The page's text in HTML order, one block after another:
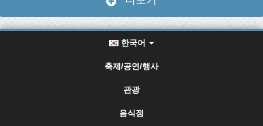
한국어
축제/공연/행사
관광
음식점